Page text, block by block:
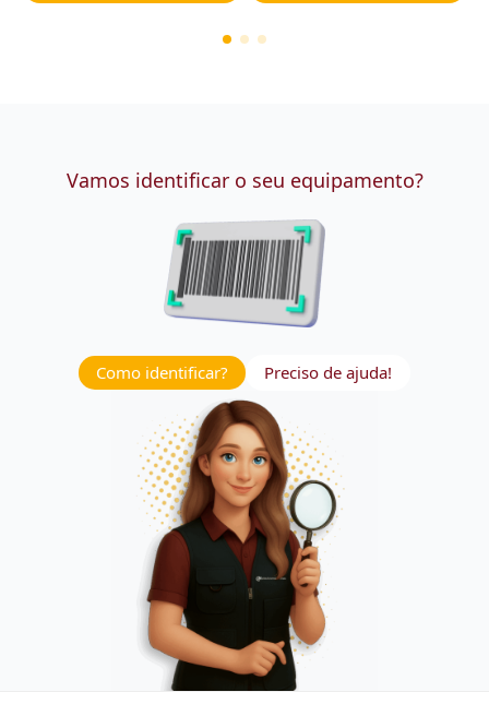
Vamos identificar o seu equipamento?
Como identificar? Preciso de ajuda!